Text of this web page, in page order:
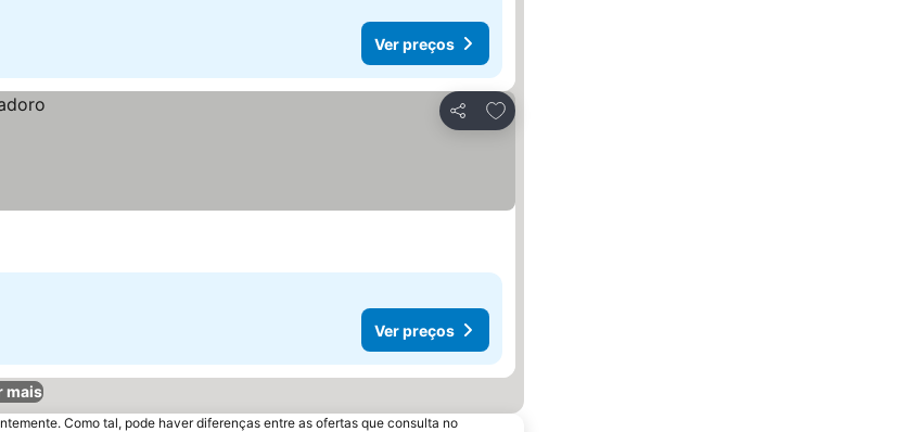
Ver preços
Partilhar
Adicionar aos favoritos
Ver preços
mais
Como tal, pode haver diferenças entre as ofertas que consulta no